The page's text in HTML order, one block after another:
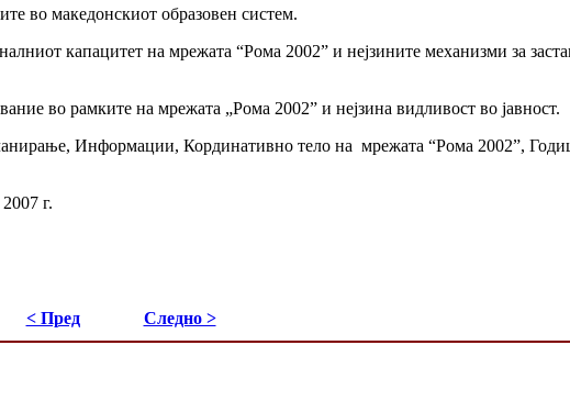
во македонскиот образовен систем.
капацитет на мрежата “Рома 2002” и нејзините механизми за
во рамките на мрежата „Рома 2002” и нејзина видливост во јавност.
Информации, Кординативно тело на мрежата “Рома 2002”,
г.
< Пред Следно >